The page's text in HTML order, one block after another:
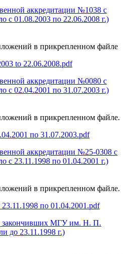
аккредитации №1038 с
с 01.08.2003 по 22.06.2008 г.)
в прикрепленном файле
to 22.06.2008.pdf
аккредитации №0080 с
с 02.04.2001 по 31.07.2003 г.)
в прикрепленном файле.
по 31.07.2003.pdf
аккредитации №25-0308 с
с 23.11.1998 по 01.04.2001 г.)
в прикрепленном файле.
по 01.04.2001.pdf
закончивших МГУ им. Н. П.
до 23.11.1998 г.)